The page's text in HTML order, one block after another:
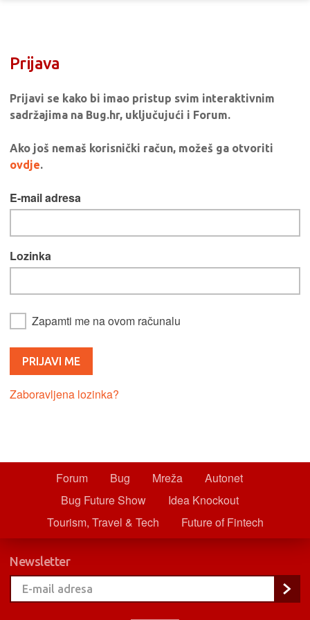
Prijava
Prijavi se kako bi imao pristup svim interaktivnim
sadržajima na Bug.hr, uključujući i Forum.
Ako još nemaš korisnički račun, možeš ga otvoriti
ovdje.
E-mail adresa
Lozinka
Zapamti me na ovom računalu
Zaboravljena lozinka?
Forum Bug Mreža
Autonet
Bug Future Show
Idea Knockout
Tourism, Travel & Tech
Future of Fintech
Newsletter